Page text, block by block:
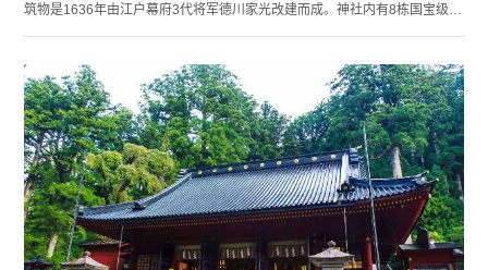
筑物是1636年由江户幕府3代将军德川家光改建而成。神社内有8栋国宝级建
米的“石鸟居”和异常美丽的“五重塔”，因三猿闻名的“神厩舍”等。神社内豪华
绚丽的建筑物受到全世界的关注，是非常有人气的一处景点。还有展示德川
家康遗爱品的宝物馆和汇集100多件挂轴等日本画的美术馆，看点非常多。